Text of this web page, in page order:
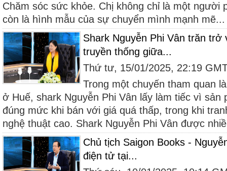
Chăm sóc sức khỏe. Chị không chỉ là một người
còn là hình mẫu của sự chuyển mình mạnh mẽ...
Shark Nguyễn Phi Vân trăn trở
truyền thống giữa...
Thứ tư, 15/01/2025, 22:19
Trong một chuyến tham quan
ở Huế, shark Nguyễn Phi Vân lấy làm tiếc vì sản
đúng mức khi bán với giá quá thấp, trong khi
nghệ thuật cao. Shark Nguyễn Phi Vân được
Chủ tịch Saigon Books -
điện tử tại...